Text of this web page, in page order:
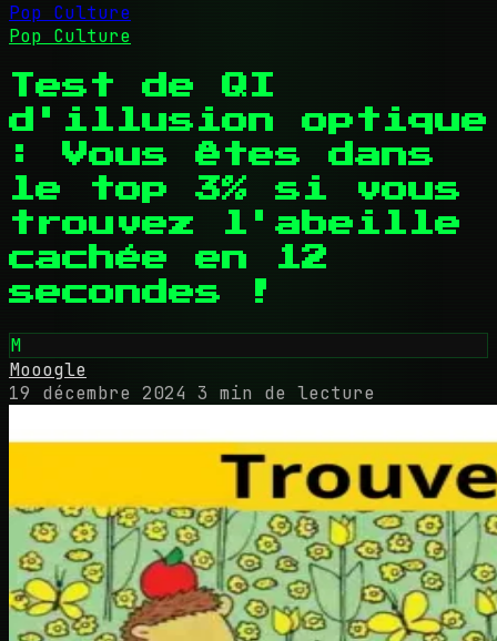
Pop Culture
Pop Culture
Test de QI
d'illusion optique
: Vous êtes dans
le top 3% si vous
trouvez l'abeille
cachée en 12
secondes !
M
Mooogle
19 décembre 2024 3 min de lecture